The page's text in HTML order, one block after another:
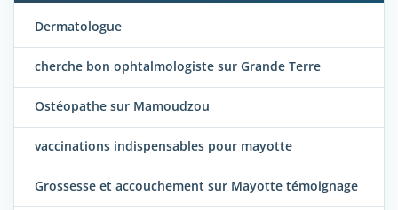
Dermatologue
cherche bon ophtalmologiste sur Grande Terre
Ostéopathe sur Mamoudzou
vaccinations indispensables pour mayotte
Grossesse et accouchement sur Mayotte témoignage